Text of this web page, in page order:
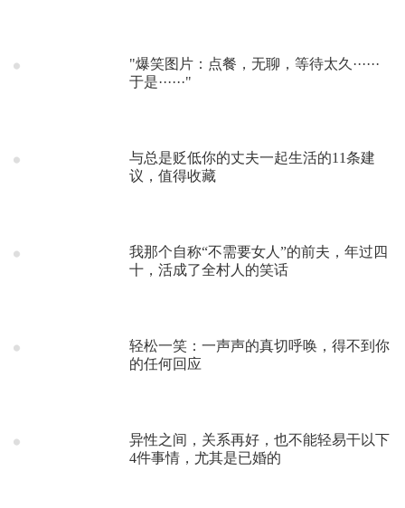
"爆笑图片：点餐，无聊，等待太久······
于是······"
与总是贬低你的丈夫一起生活的11条建
议，值得收藏
我那个自称“不需要女人”的前夫，年过四
十，活成了全村人的笑话
轻松一笑：一声声的真切呼唤，得不到你
的任何回应
异性之间，关系再好，也不能轻易干以下
4件事情，尤其是已婚的